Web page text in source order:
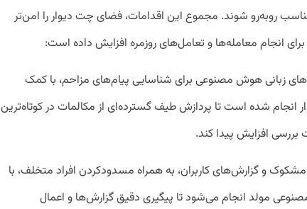
روبه‌رو شوند. مجموع این اقدامات، فضای چت دیوار را امن‌تر
برای انجام معامله‌ها و تعامل‌های روزمره افزایش داده است:
زبانی هوش مصنوعی برای شناسایی پیام‌های مزاحم، با کمک
انجام شده است تا پردازش طیف گسترده‌ای از مکالمات در کوتاه‌ترین
افزایش پیدا کند.
و گزارش‌های کاربران، به همراه مسدودکردن افراد متخلف، با
مولد انجام می‌شود تا پیگیری دقیق گزارش‌ها و اعمال